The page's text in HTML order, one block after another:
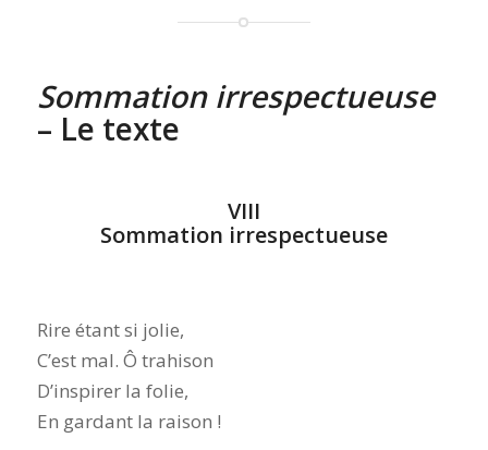
Sommation irrespectueuse
– Le texte
VIII
Sommation irrespectueuse
Rire étant si jolie,
C’est mal. Ô trahison
D’inspirer la folie,
En gardant la raison !